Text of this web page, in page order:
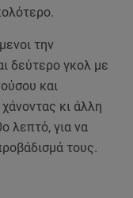
την
δεύτερο γκολ με
και
κι άλλη
λεπτό, για να
τους.